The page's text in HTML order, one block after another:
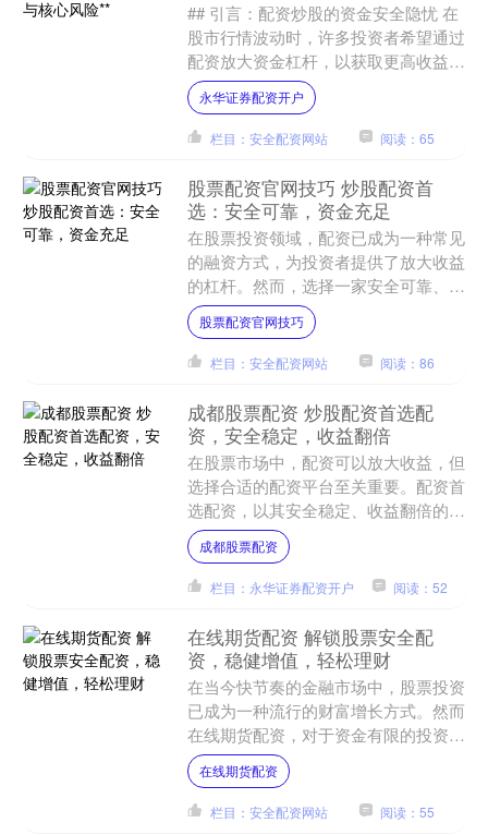
## 引言：配资炒股的资金安全隐忧 在
股市行情波动时，许多投资者希望通过
配资放大资金杠杆，以获取更高收益。
然而，“炒股配资资金安全吗？”这一问
题始终困扰着众多投....
永华证券配资开户
栏目：安全配资网站 阅读：65
股票配资官网技巧 炒股配资首
选：安全可靠，资金充足
在股票投资领域，配资已成为一种常见
的融资方式，为投资者提供了放大收益
的杠杆。然而，选择一家安全可靠、资
金充足的配资公司至关重要。 * **资金
杠杆：**配资公司....
股票配资官网技巧
栏目：安全配资网站 阅读：86
成都股票配资 炒股配资首选配
资，安全稳定，收益翻倍
在股票市场中，配资可以放大收益，但
选择合适的配资平台至关重要。配资首
选配资，以其安全稳定、收益翻倍的优
势，成为众多股民的最佳选择。 * **更
高的收益潜力：**....
成都股票配资
栏目：永华证券配资开户 阅读：52
在线期货配资 解锁股票安全配
资，稳健增值，轻松理财
在当今快节奏的金融市场中，股票投资
已成为一种流行的财富增长方式。然而
在线期货配资，对于资金有限的投资者
来说，传统股票投资可能存在局限性。
股票安全配资的出现为投资....
在线期货配资
栏目：安全配资网站 阅读：55